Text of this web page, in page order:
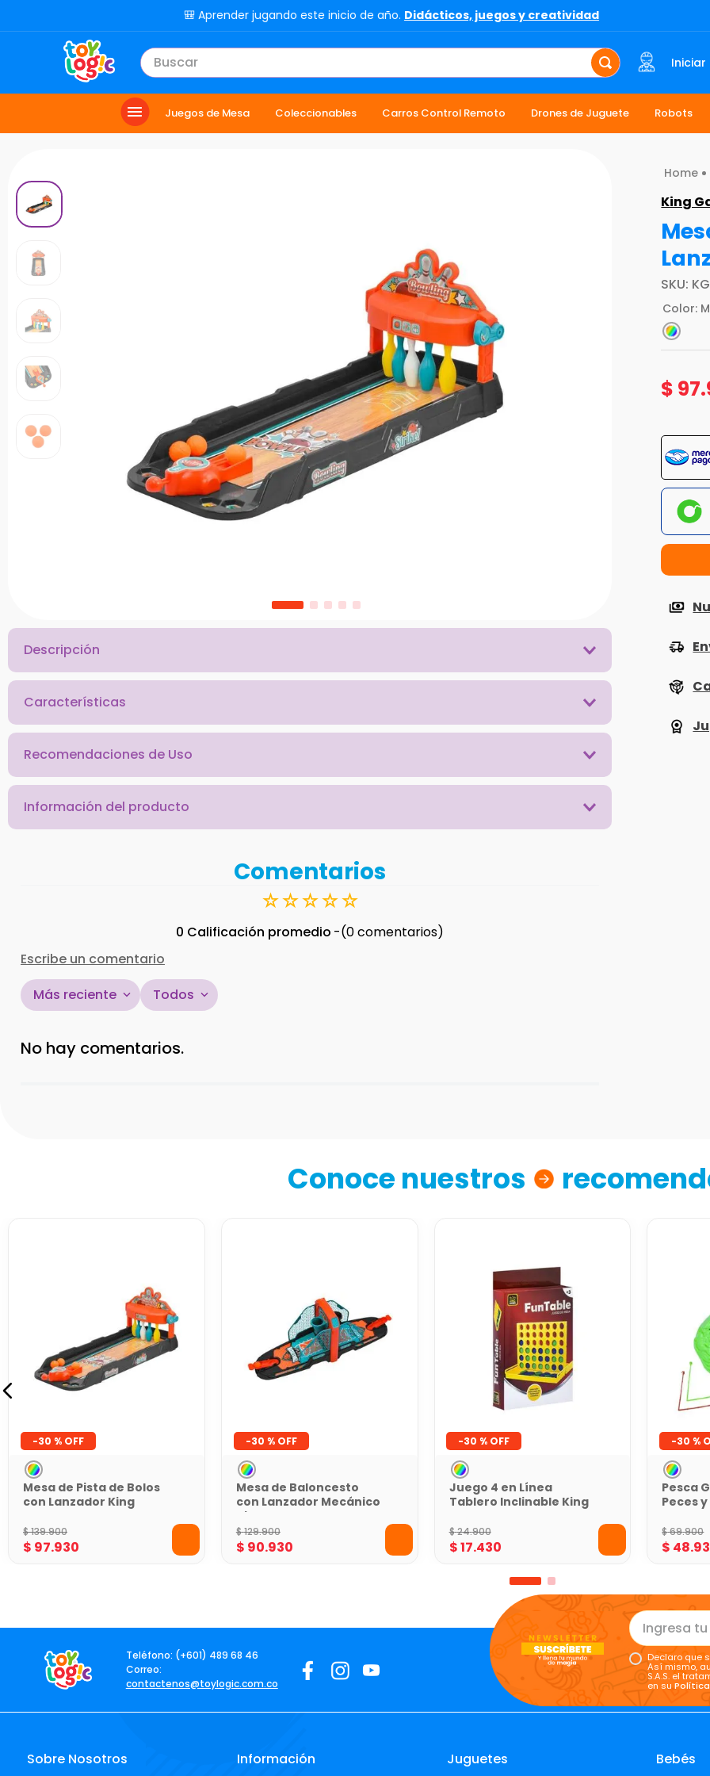
🎒 Aprender jugando este inicio de año. Didácticos, juegos y creatividad
Buscar Iniciar
Juegos de Mesa Coleccionables Carros Control Remoto Drones de Juguete Robots
Descripción
Características
Recomendaciones de Uso
Información del producto
Comentarios
☆☆☆☆☆
0 Calificación promedio
(0 comentarios)
Escribe un comentario
Título
Escribe un comentario
Más reciente Todos
No hay comentarios.
King
SKU:
Color:
$ 97.
Conoce nuestros
-30 %
Mesa de Pista de Bolos
con Lanzador King
$139.900
$ 97.930
-30 %
Mesa de Baloncesto
con Lanzador Mecánico
King Games
$129.900
$ 90.930
-30 %
Juego 4 en Línea
Tablero Inclinable King
$24.900
$17.430
-30 %
Pesca
Peces
$69.900
$ 48.
Teléfono: (+601) 489 68 46
Correo:
contactenos@toylogic.com.co
Declaro que
Así mismo,
S.A.S. el
en su
Sobre Nosotros Información Juguetes Bebés
TÉRMINOS MÁS BUSCADOS
toy story